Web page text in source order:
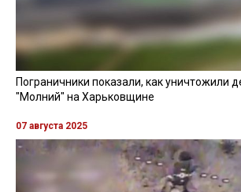
Пограничники показали, как уничтожили
"Молний" на Харьковщине
07 августа 2025